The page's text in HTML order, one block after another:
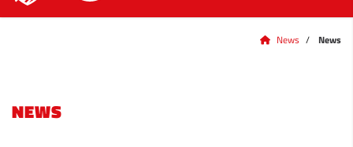
News News
NEWS